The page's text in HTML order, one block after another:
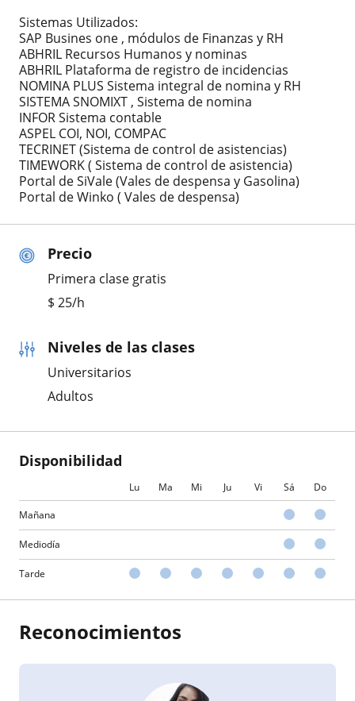
Precio
Primera clase gratis
$ 25/h
Niveles de las clases
Universitarios
Adultos
Disponibilidad
Lu Ma Mi Ju Vi Sá Do
Mañana
Mediodía
Tarde
Sistemas Utilizados:
SAP Busines one , módulos de Finanzas y RH
ABHRIL Recursos Humanos y nominas
ABHRIL Plataforma de registro de incidencias
NOMINA PLUS Sistema integral de nomina y RH
SISTEMA SNOMIXT , Sistema de nomina
INFOR Sistema contable
ASPEL COI, NOI, COMPAC
TECRINET (Sistema de control de asistencias)
TIMEWORK ( Sistema de control de asistencia)
Portal de SiVale (Vales de despensa y Gasolina)
Portal de Winko ( Vales de despensa)
Reconocimientos